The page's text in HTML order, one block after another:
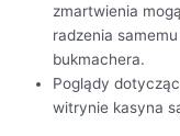
zmartwienia
radzenia
bukmachera.
Poglądy
witrynie kasyna